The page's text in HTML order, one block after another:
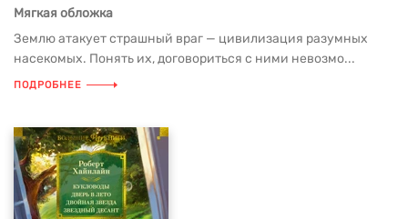
Мягкая обложка
Землю атакует страшный враг — цивилизация разумных
насекомых. Понять их, договориться с ними невозмо...
ПОДРОБНЕЕ